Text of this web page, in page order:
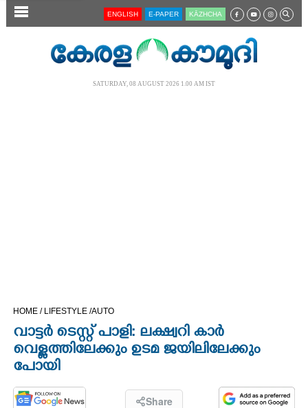
SECTIONS
OPINION
PHOTOS
ENGLISH E-PAPER KĀZHCHA
SATURDAY, 08 AUGUST 2026 1.00 AM IST
HOME / LIFESTYLE /AUTO
വാട്ടർ ടെസ്റ്റ് പാളി: ലക്ഷ്വറി കാർ
വെള്ളത്തിലേക്കും ഉടമ ജയിലിലേക്കും
പോയി
Share